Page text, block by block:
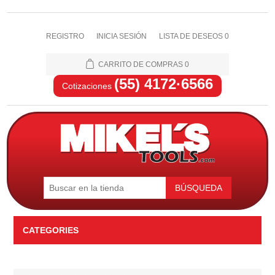
REGISTRO INICIA SESIÓN LISTA DE DESEOS 0
CARRITO DE COMPRAS 0
Cotizaciones (55) 4172·6566
BÚSQUEDA
CATEGORIES